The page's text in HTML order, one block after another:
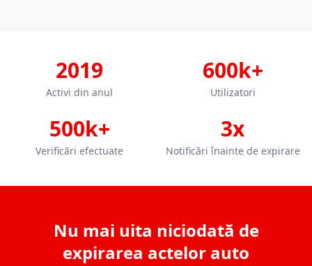
2019
Activi din anul
600k+
Utilizatori
500k+
Verificări efectuate
3x
Notificări înainte de expirare
Nu mai uita niciodată de
expirarea actelor auto